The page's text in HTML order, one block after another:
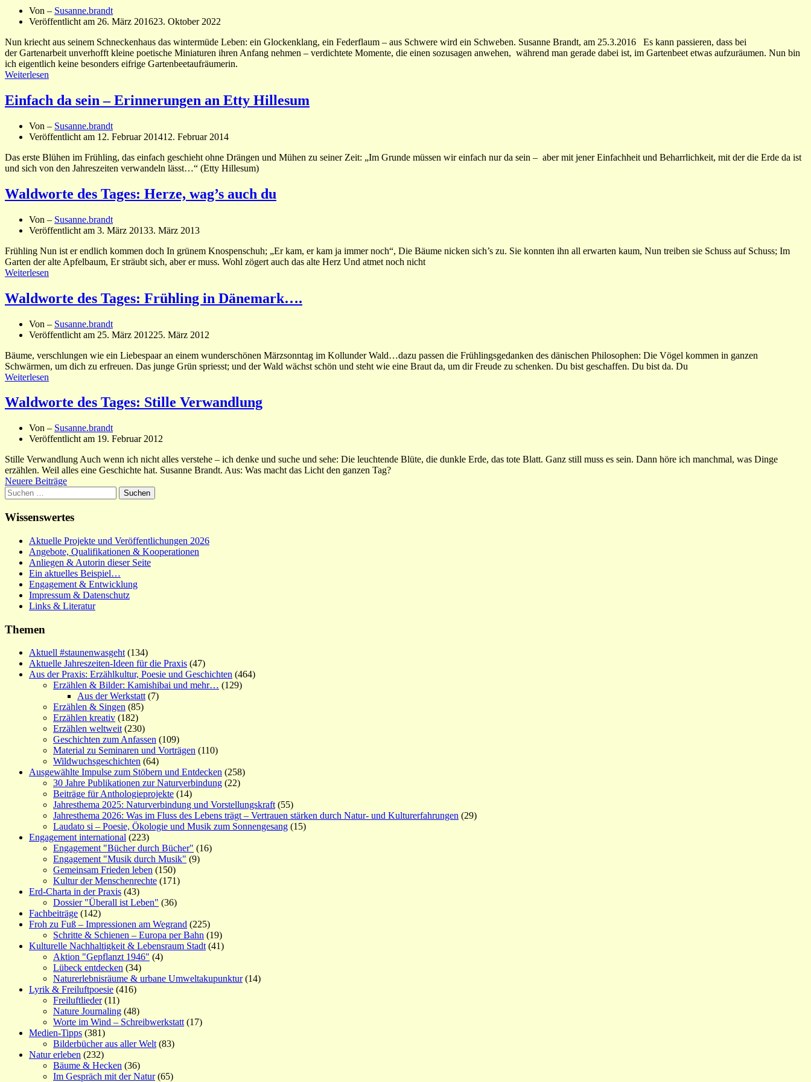
Von – Susanne.brandt
Veröffentlicht am 26. März 201623. Oktober 2022
Nun kriecht aus seinem Schneckenhaus das wintermüde Leben: ein Glockenklang, ein Federflaum – aus Schwere wird ein Schweben. Susanne Brandt, am 25.3.2016 Es kann passieren, dass bei
der Gartenarbeit unverhofft kleine poetische Miniaturen ihren Anfang nehmen – verdichtete Momente, die einen sozusagen anwehen, während man gerade dabei ist, im Gartenbeet etwas aufzuräumen. Nun bin
ich eigentlich keine besonders eifrige Gartenbeetaufräumerin.
Weiterlesen
Einfach da sein – Erinnerungen an Etty Hillesum
Von – Susanne.brandt
Veröffentlicht am 12. Februar 201412. Februar 2014
Das erste Blühen im Frühling, das einfach geschieht ohne Drängen und Mühen zu seiner Zeit: „Im Grunde müssen wir einfach nur da sein – aber mit jener Einfachheit und Beharrlichkeit, mit der die Erde da ist
und sich von den Jahreszeiten verwandeln lässt…“ (Etty Hillesum)
Waldworte des Tages: Herze, wag’s auch du
Von – Susanne.brandt
Veröffentlicht am 3. März 20133. März 2013
Frühling Nun ist er endlich kommen doch In grünem Knospenschuh; „Er kam, er kam ja immer noch“, Die Bäume nicken sich’s zu. Sie konnten ihn all erwarten kaum, Nun treiben sie Schuss auf Schuss; Im
Garten der alte Apfelbaum, Er sträubt sich, aber er muss. Wohl zögert auch das alte Herz Und atmet noch nicht
Weiterlesen
Waldworte des Tages: Frühling in Dänemark….
Von – Susanne.brandt
Veröffentlicht am 25. März 201225. März 2012
Bäume, verschlungen wie ein Liebespaar an einem wunderschönen Märzsonntag im Kollunder Wald…dazu passen die Frühlingsgedanken des dänischen Philosophen: Die Vögel kommen in ganzen
Schwärmen, um dich zu erfreuen. Das junge Grün spriesst; und der Wald wächst schön und steht wie eine Braut da, um dir Freude zu schenken. Du bist geschaffen. Du bist da. Du
Weiterlesen
Waldworte des Tages: Stille Verwandlung
Von – Susanne.brandt
Veröffentlicht am 19. Februar 2012
Stille Verwandlung Auch wenn ich nicht alles verstehe – ich denke und suche und sehe: Die leuchtende Blüte, die dunkle Erde, das tote Blatt. Ganz still muss es sein. Dann höre ich manchmal, was Dinge
erzählen. Weil alles eine Geschichte hat. Susanne Brandt. Aus: Was macht das Licht den ganzen Tag?
Beitragsnavigation
Neuere Beiträge
Suchen
nach:
Wissenswertes
Aktuelle Projekte und Veröffentlichungen 2026
Angebote, Qualifikationen & Kooperationen
Anliegen & Autorin dieser Seite
Ein aktuelles Beispiel…
Engagement & Entwicklung
Impressum & Datenschutz
Links & Literatur
Themen
Aktuell #staunenwasgeht (134)
Aktuelle Jahreszeiten-Ideen für die Praxis (47)
Aus der Praxis: Erzählkultur, Poesie und Geschichten (464)
Erzählen & Bilder: Kamishibai und mehr… (129)
Aus der Werkstatt (7)
Erzählen & Singen (85)
Erzählen kreativ (182)
Erzählen weltweit (230)
Geschichten zum Anfassen (109)
Material zu Seminaren und Vorträgen (110)
Wildwuchsgeschichten (64)
Ausgewählte Impulse zum Stöbern und Entdecken (258)
30 Jahre Publikationen zur Naturverbindung (22)
Beiträge für Anthologieprojekte (14)
Jahresthema 2025: Naturverbindung und Vorstellungskraft (55)
Jahresthema 2026: Was im Fluss des Lebens trägt – Vertrauen stärken durch Natur- und Kulturerfahrungen (29)
Laudato si – Poesie, Ökologie und Musik zum Sonnengesang (15)
Engagement international (223)
Engagement "Bücher durch Bücher" (16)
Engagement "Musik durch Musik" (9)
Gemeinsam Frieden leben (150)
Kultur der Menschenrechte (171)
Erd-Charta in der Praxis (43)
Dossier "Überall ist Leben" (36)
Fachbeiträge (142)
Froh zu Fuß – Impressionen am Wegrand (225)
Schritte & Schienen – Europa per Bahn (19)
Kulturelle Nachhaltigkeit & Lebensraum Stadt (41)
Aktion "Gepflanzt 1946" (4)
Lübeck entdecken (34)
Naturerlebnisräume & urbane Umweltakupunktur(14)
Lyrik & Freiluftpoesie (416)
Freiluftlieder(11)
Nature Journaling (48)
Worte im Wind – Schreibwerkstatt (17)
Medien-Tipps (381)
Bilderbücher aus aller Welt (83)
Natur erleben (232)
Bäume & Hecken (36)
Im Gespräch mit der Natur(65)